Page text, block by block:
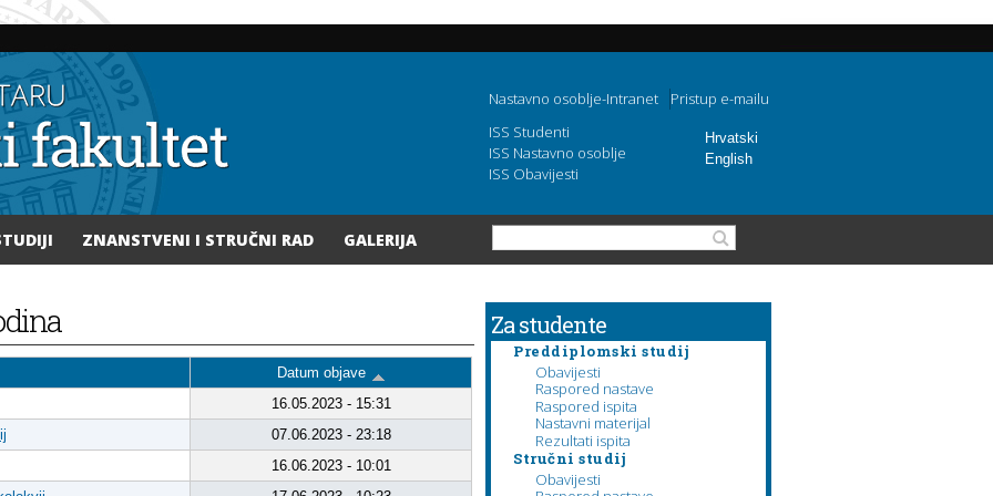
glavni
Hrvatski
English
Nastavno osoblje-Intranet
Pristup e-mailu
ISS Studenti
ISS Nastavno osoblje
ISS Obavijesti
ZNANSTVENI I STRUČNI RAD GALERIJA Obrazac pretraživanja
Datum objave
16.05.2023 - 15:31
07.06.2023 - 23:18
16.06.2023 - 10:01
Za studente
Preddiplomski studij
Obavijesti
Raspored nastave
Raspored ispita
Nastavni materijal
Rezultati ispita
Stručni studij
Obavijesti